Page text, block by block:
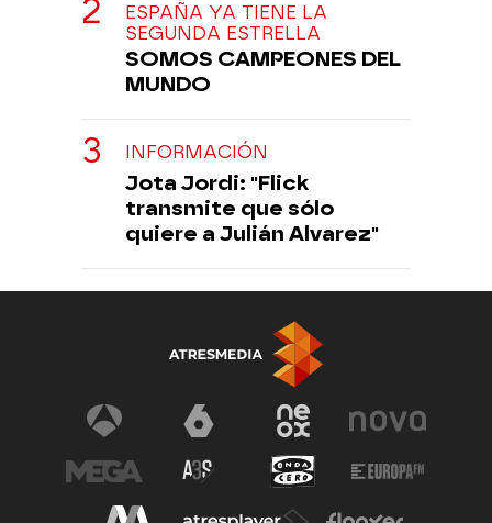
ESPAÑA YA TIENE LA
SEGUNDA ESTRELLA
SOMOS CAMPEONES DEL
MUNDO
INFORMACIÓN
Jota Jordi: "Flick
transmite que sólo
quiere a Julián Alvarez"